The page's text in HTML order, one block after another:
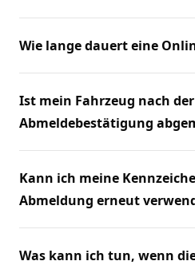
Wie lange dauert eine
Ist mein Fahrzeug nach der
Abmeldebestätigung
Kann ich meine
Abmeldung erneut
Was kann ich tun, wenn